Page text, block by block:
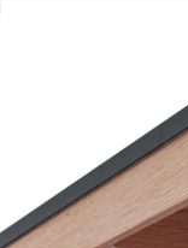
bij Trustpilot
Luxe assortiment
Maatwerk:We
02-808 7100